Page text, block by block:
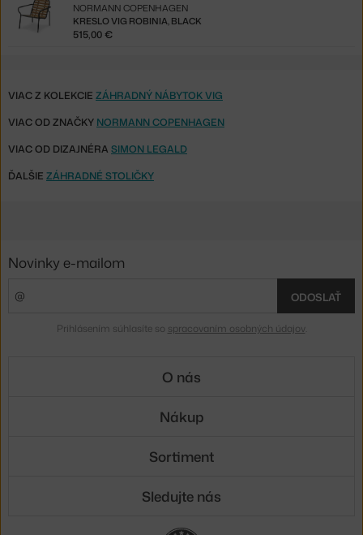
KRESLO VIG ROBINIA, BLACK
NORMANN COPENHAGEN
515,00 €
VIAC Z KOLEKCIE ZÁHRADNÝ NÁBYTOK VIG
VIAC OD ZNAČKY NORMANN COPENHAGEN
VIAC OD DIZAJNÉRA SIMON LEGALD
ĎALŠIE ZÁHRADNÉ STOLIČKY
Novinky e-mailom
ODOSLAŤ
Prihlásením súhlasíte so spracovaním osobných údajov.
O nás
Nákup
Sortiment
Sledujte nás